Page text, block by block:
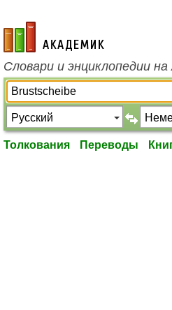
academic.ru
Словари и энциклопедии
Толкования Переводы